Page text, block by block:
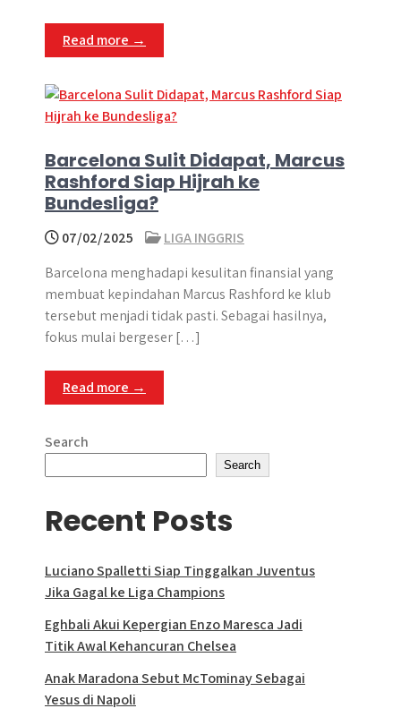
Read more →
Barcelona Sulit Didapat, Marcus
Rashford Siap Hijrah ke
Bundesliga?
07/02/2025
LIGA INGGRIS
Barcelona menghadapi kesulitan finansial yang
membuat kepindahan Marcus Rashford ke klub
tersebut menjadi tidak pasti. Sebagai hasilnya,
fokus mulai bergeser […]
Read more →
Search
Search
Recent Posts
Luciano Spalletti Siap Tinggalkan Juventus
Jika Gagal ke Liga Champions
Eghbali Akui Kepergian Enzo Maresca Jadi
Titik Awal Kehancuran Chelsea
Anak Maradona Sebut McTominay Sebagai
Yesus di Napoli